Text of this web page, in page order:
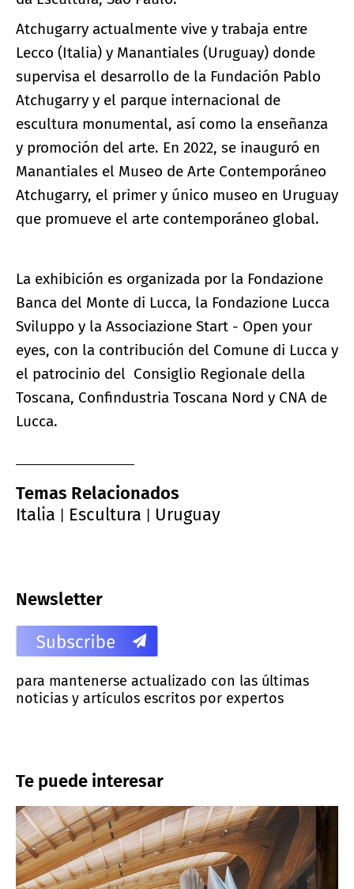
Atchugarry actualmente vive y trabaja entre
Lecco (Italia) y Manantiales (Uruguay) donde
supervisa el desarrollo de la Fundación Pablo
Atchugarry y el parque internacional de
escultura monumental, así como la enseñanza
y promoción del arte. En 2022, se inauguró en
Manantiales el Museo de Arte Contemporáneo
Atchugarry, el primer y único museo en Uruguay
que promueve el arte contemporáneo global.
La exhibición es organizada por la Fondazione
Banca del Monte di Lucca, la Fondazione Lucca
Sviluppo y la Associazione Start - Open your
eyes, con la contribución del Comune di Lucca y
el patrocinio del Consiglio Regionale della
Toscana, Confindustria Toscana Nord y CNA de
Lucca.
Temas Relacionados
Italia
Escultura Uruguay
Newsletter
para mantenerse actualizado con las últimas
noticias y artículos escritos por expertos
Te puede interesar